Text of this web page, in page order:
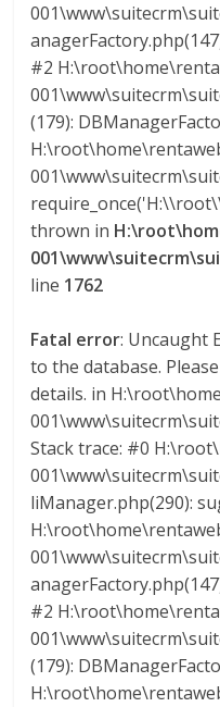
#2
(179):
thrown in
line 1762
Fatal error: Uncaught
to the database.
details. in
Stack trace: #0
liManager.php(290):
#2
(179):